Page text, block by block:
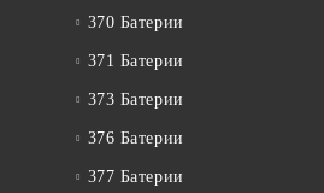
370 Батерии
371 Батерии
373 Батерии
376 Батерии
377 Батерии